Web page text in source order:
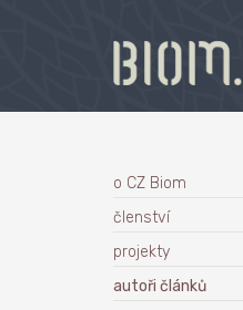
o CZ Biom
členství
projekty
autoři článků